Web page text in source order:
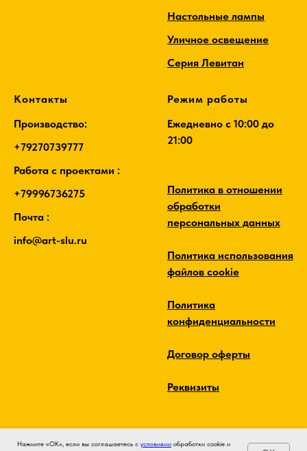
Нажмите «ОК», если вы соглашаетесь с условиями обработки cookie и
Настольные лампы
Уличное освещение
Серия Левитан
Контакты
Производство:
+79270739777
Работа с проектами :
+79996736275
Почта :
info@art-slu.ru
Режим работы
Ежедневно c 10:00 до
21:00
Политика в отношении
обработки
персональных данных
Политика использования
файлов cookie
Политика
конфиденциальности
Договор оферты
Реквизиты